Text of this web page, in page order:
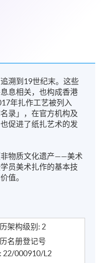
溯到19世纪末。这些
息相关，也构成香港
年扎作工艺被列入
录」，在官方机构及
促进了纸扎艺术的发
物质文化遗产——美术
员美术扎作的基本技
值。
架构级别: 2
名册登记号
22/000910/L2